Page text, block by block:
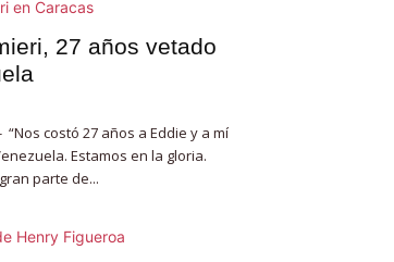
27 años vetado
- “Nos costó 27 años a Eddie y a mí
Estamos en la gloria.
parte de...